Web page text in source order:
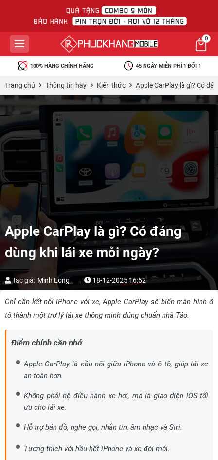
0
45 NGÀY MIỄN PHÍ 1 ĐỔI 1 BẢO HÀNH RƠI VỠ MIỄN PHÍ
Trang chủ Thông tin hay Kiến thức Apple CarPlay là gì? Có
Apple CarPlay là gì? Có đáng
dùng khi lái xe mỗi ngày?
Tác giả: Minh Long 18-12-2025 16:52
Chỉ cần kết nối iPhone với xe, Apple CarPlay sẽ biến màn hình ô
tô thành một trợ lý lái xe thông minh đúng chuẩn nhà Táo.
Điểm chính cần nhớ
Apple CarPlay là cầu nối giữa iPhone và ô tô, giúp lái xe
an toàn hơn.
Không phải hệ điều hành xe hơi, mà là giao diện iOS tối
ưu cho lái xe.
Hỗ trợ bản đồ, nghe gọi, nhắn tin, âm nhạc và Siri.
Tương thích với hầu hết iPhone và xe đời mới.